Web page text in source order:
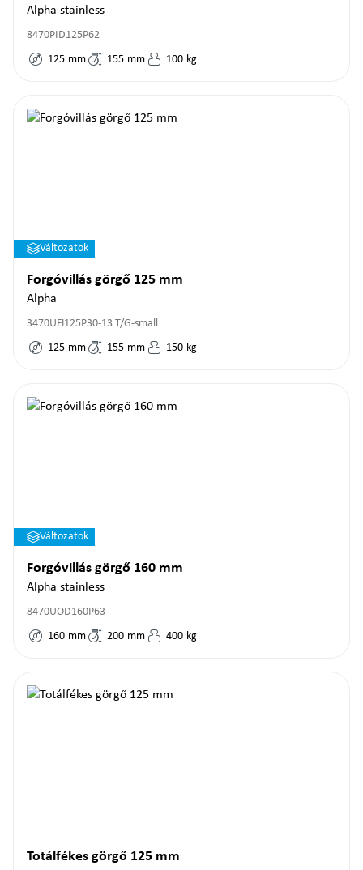
Alpha stainless
8470PID125P62
125 mm 155 mm 100 kg
Változatok
Forgóvillás görgő 125 mm
Alpha
3470UFJ125P30-13 T/G-small
125 mm 155 mm 150 kg
Változatok
Forgóvillás görgő 160 mm
Alpha stainless
8470UOD160P63
160 mm 200 mm 400 kg
Totálfékes görgő 125 mm